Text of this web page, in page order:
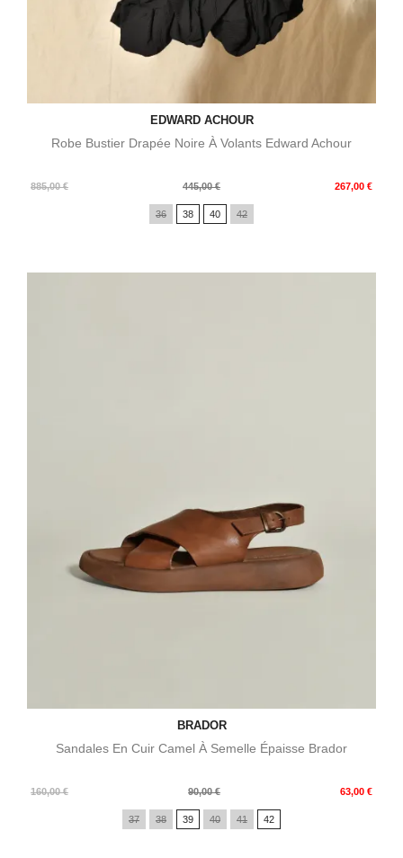
EDWARD ACHOUR
Robe Bustier Drapée Noire À Volants Edward Achour
885,00 €
Prix
445,00 € 267,00 €
Prix
36 38 40 42
BRADOR
Sandales En Cuir Camel À Semelle Épaisse Brador
160,00 €
Prix
90,00 € 63,00 €
Prix
37 38 39 40 41 42